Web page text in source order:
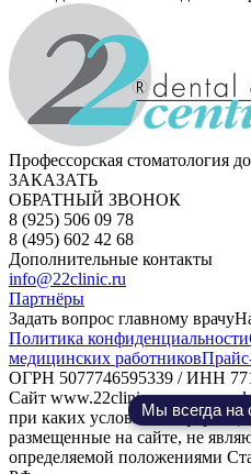
Профессорская стоматология
ЗАКАЗАТЬ
ОБРАТНЫЙ ЗВОНОК
8 (925) 506 09 78
8 (495) 602 42 68
Дополнительные контакты
info@22clinic.ru
Партнёры
Задать вопрос главному врачу
Политика конфиденциальности
медицинских работников
ОГРН 5077746595339 / ИНН
Сайт www.22clinic.ru носит
при каких условиях
размещенные на сайте, не
определяемой положениями
Мы всегда на